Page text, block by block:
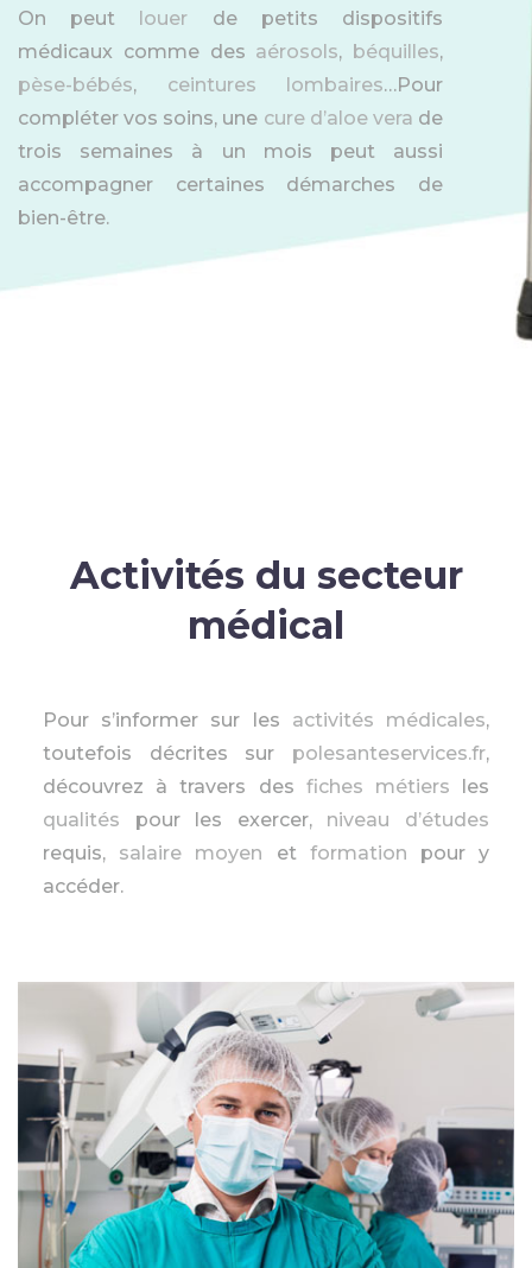
On peut louer de petits dispositifs
médicaux comme des aérosols, béquilles,
pèse-bébés, ceintures lombaires…Pour
compléter vos soins, une cure d’aloe vera de
trois semaines à un mois peut aussi
accompagner certaines démarches de
bien-être.
Activités du secteur
médical
Pour s’informer sur les activités médicales,
toutefois décrites sur polesanteservices.fr,
découvrez à travers des fiches métiers les
qualités pour les exercer, niveau d’études
requis, salaire moyen et formation pour y
accéder.